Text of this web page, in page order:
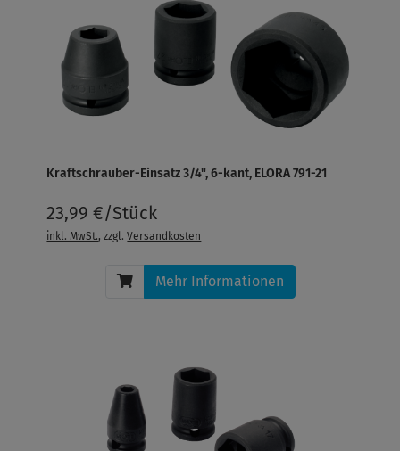
Kraftschrauber-Einsatz 3/4", 6-kant, ELORA 791-21
23,99 €/Stück
inkl. MwSt., zzgl.Versandkosten
Mehr Informationen